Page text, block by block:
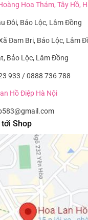
Hoa Thám, Tây Hồ,
Đôi, Bảo Lộc, Lâm Đồng
Đam Bri, Bảo Lộc, Lâm
Bảo Lộc, Lâm Đồng
933 / 0888 736 788
Hồ Điệp Hà Nội
Shop